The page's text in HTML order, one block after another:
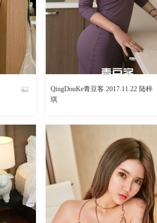
By
QingDouKe青豆客 2017.11.22 陆梓
琪